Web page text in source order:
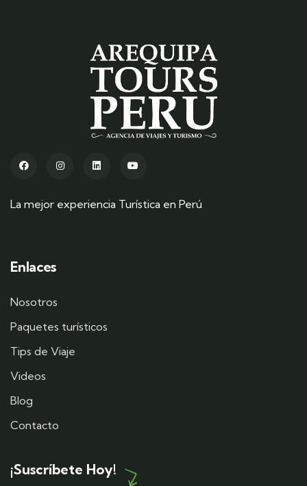
La mejor experiencia Turística en Perú
Enlaces
Nosotros
Paquetes turísticos
Tips de Viaje
Videos
Blog
Contacto
¡Suscríbete Hoy!